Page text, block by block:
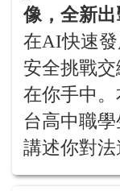
像，全新出
在AI快速發
安全挑戰
在你手中
台高中職
講述你對